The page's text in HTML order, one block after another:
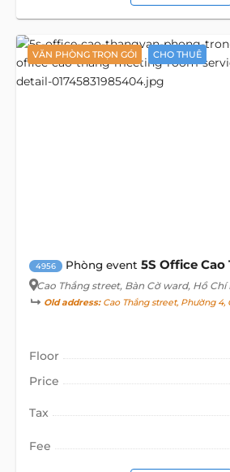
VĂN PHÒNG TRỌN GÓI CHO THUÊ
4956 Phòng event 5S Office Cao
Cao Thắng street, Bàn Cờ ward, Hồ Chí
Old address:Cao Thắng street, Phường 4,
Floor
Price
Tax
Fee